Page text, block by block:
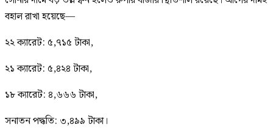
বহাল রাখা হয়েছে—
২২ ক্যারেট: ৫,৭১৫ টাকা,
২১ ক্যারেট: ৫,৪২৪ টাকা,
১৮ ক্যারেট: ৪,৬৬৬ টাকা,
সনাতন পদ্ধতি: ৩,৪৯৯ টাকা।